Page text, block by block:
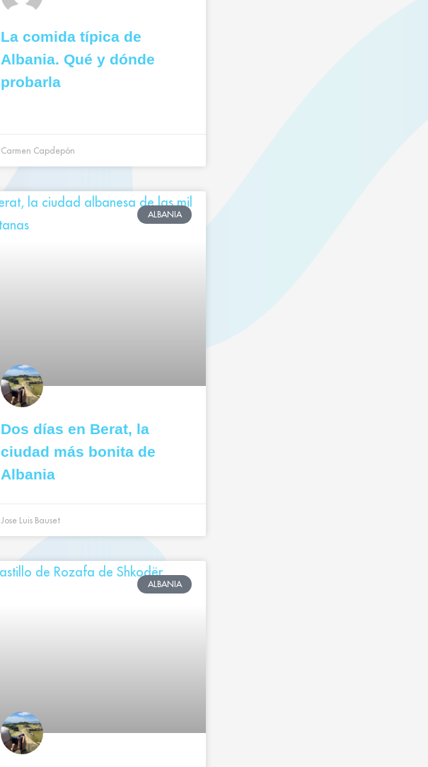
La comida típica de
Albania. Qué y dónde
probarla
Carmen Capdepón
ALBANIA
Dos días en Berat, la
ciudad más bonita de
Albania
Jose Luis Bauset
ALBANIA